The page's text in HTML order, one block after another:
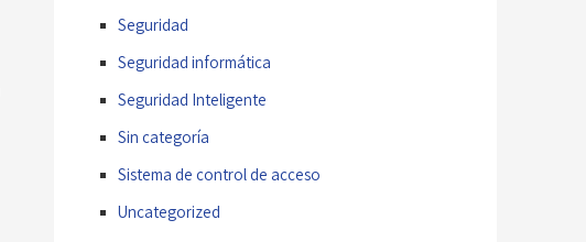
Seguridad
Seguridad informática
Seguridad Inteligente
Sin categoría
Sistema de control de acceso
Uncategorized